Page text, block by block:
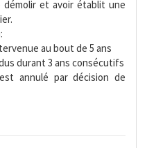
et avoir établit une
au bout de 5 ans
durant 3 ans consécutifs
annulé par décision de